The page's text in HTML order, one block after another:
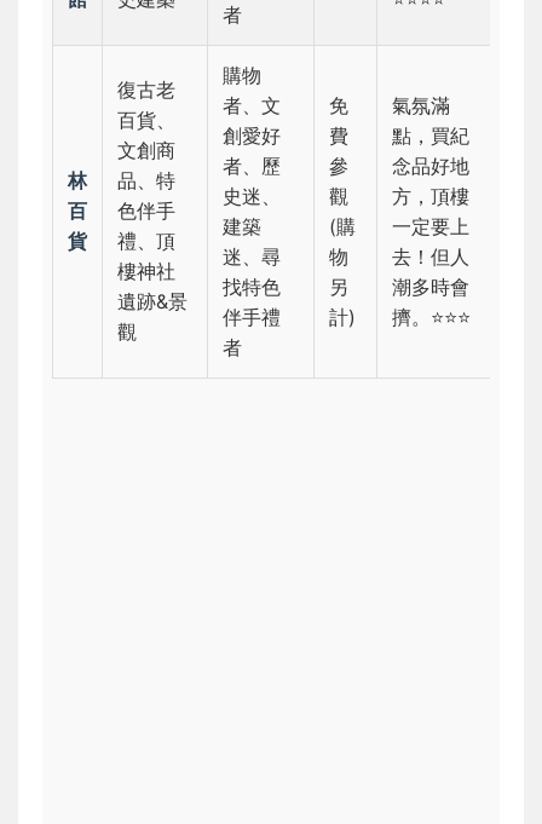
者
林
百
貨
復古老
百貨、
文創商
品、特
色伴手
禮、頂
樓神社
遺跡&景
觀
購物
者、文
創愛好
者、歷
史迷、
建築
迷、尋
找特色
伴手禮
者
免
費
參
觀
(購
物
另
計)
氣氛滿
點，買紀
念品好地
方，頂樓
一定要上
去！但人
潮多時會
擠。⭐⭐⭐